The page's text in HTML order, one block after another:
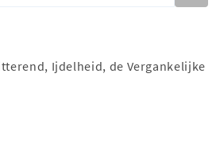
Ijdelheid, de Vergankelijke